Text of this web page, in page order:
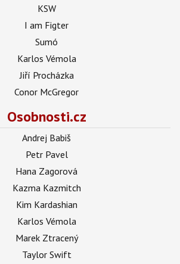
KSW
I am Figter
Sumó
Karlos Vémola
Jiří Procházka
Conor McGregor
Osobnosti.cz
Andrej Babiš
Petr Pavel
Hana Zagorová
Kazma Kazmitch
Kim Kardashian
Karlos Vémola
Marek Ztracený
Taylor Swift